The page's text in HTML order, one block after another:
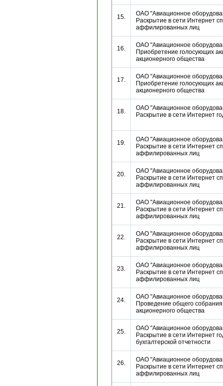
15.
ОАО "Авиационное
Раскрытие в сети Интернет
аффилированных лиц
16.
ОАО "Авиационное
Приобретение голосующих
акционерного общества
17.
ОАО "Авиационное
Приобретение голосующих
акционерного общества
18.
ОАО "Авиационное
Раскрытие в сети Интернет
19.
ОАО "Авиационное
Раскрытие в сети Интернет
аффилированных лиц
20.
ОАО "Авиационное
Раскрытие в сети Интернет
аффилированных лиц
21.
ОАО "Авиационное
Раскрытие в сети Интернет
аффилированных лиц
22.
ОАО "Авиационное
Раскрытие в сети Интернет
аффилированных лиц
23.
ОАО "Авиационное
Раскрытие в сети Интернет
аффилированных лиц
24.
ОАО "Авиационное
Проведение общего
акционерного общества
25.
ОАО "Авиационное
Раскрытие в сети Интернет
бухгалтерской отчетности
26.
ОАО "Авиационное
Раскрытие в сети Интернет
аффилированных лиц